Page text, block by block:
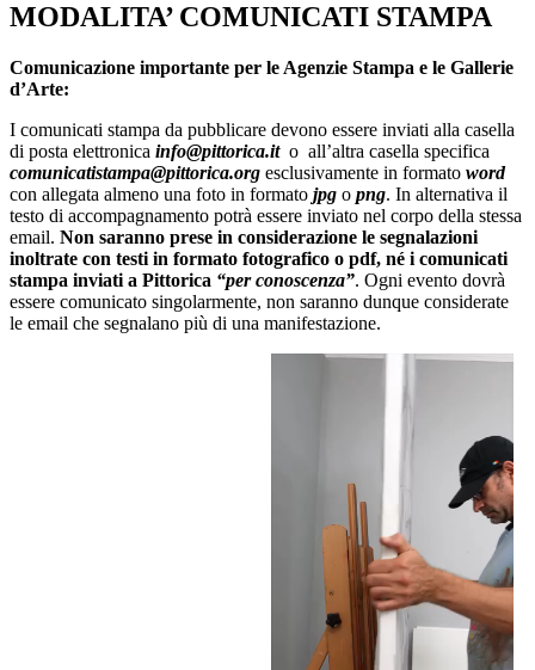
MODALITA’ COMUNICATI STAMPA
Comunicazione importante per le Agenzie Stampa e le Gallerie
d’Arte:
I comunicati stampa da pubblicare devono essere inviati alla casella
di posta elettronica info@pittorica.ito all’altra casella specifica
comunicatistampa@pittorica.org esclusivamente in formato word
con allegata almeno una foto in formato jpg o png. In alternativa il
testo di accompagnamento potrà essere inviato nel corpo della stessa
email. Non saranno prese in considerazione le segnalazioni
inoltrate con testi in formato fotografico o pdf, né i comunicati
stampa inviati a Pittorica “per conoscenza”. Ogni evento dovrà
essere comunicato singolarmente, non saranno dunque considerate
le email che segnalano più di una manifestazione.